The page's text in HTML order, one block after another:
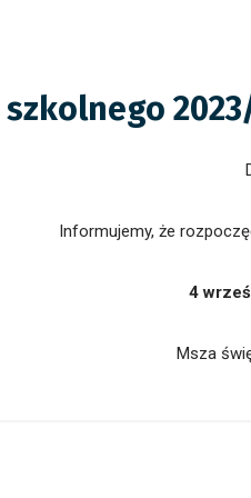
Informujemy, że
4
Msza